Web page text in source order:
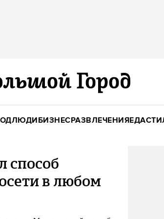
ЛЮДИБИЗНЕСРАЗВЛЕЧЕНИЯЕДА
способ
в любом